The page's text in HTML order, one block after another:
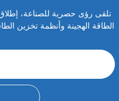
تلقى رؤى حصرية للصناعة، إطلاق
الطاقة الهجينة وأنظمة تخزين